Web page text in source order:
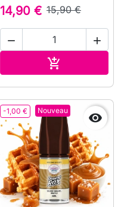
14,90 € 15,90 €
 

-1,00 € Nouveau
